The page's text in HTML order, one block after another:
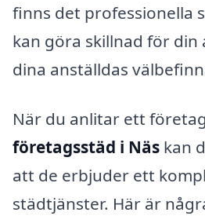
finns det professionella
kan göra skillnad för din
dina anställdas
När du anlitar ett
företagsstäd i Näs kan
att de erbjuder ett
städtjänster. Här är